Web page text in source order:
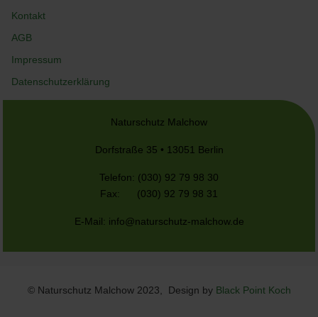
Kontakt
AGB
Impressum
Datenschutzerklärung
Naturschutz Malchow
Dorfstraße 35 • 13051 Berlin
Telefon: (030) 92 79 98 30
Fax: (030) 92 79 98 31
E-Mail: info@naturschutz-malchow.de
© Naturschutz Malchow 2023, Design by Black Point Koch